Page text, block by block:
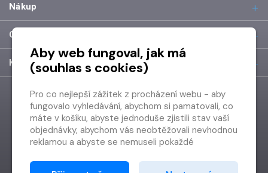
Nákup
O společnosti
Kontakt
Aby web fungoval, jak má
(souhlas s cookies)
Pro co nejlepší zážitek z procházení webu - aby
fungovalo vyhledávání, abychom si pamatovali, co
máte v košíku, abyste jednoduše zjistili stav vaší
objednávky, abychom vás neobtěžovali nevhodnou
reklamou a abyste se nemuseli pokaždé